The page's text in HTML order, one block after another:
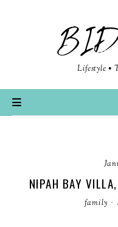
Lifestyle •
NIPAH BAY
family ·